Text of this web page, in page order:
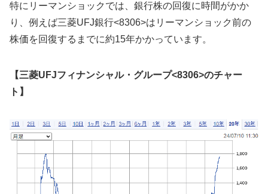
特にリーマンショックでは、銀行株の回復に時間がかか
り、例えば三菱UFJ銀行<8306>はリーマンショック前の
株価を回復するまでに約15年かかっています。
【三菱UFJフィナンシャル・グループ<8306>のチャー
ト】